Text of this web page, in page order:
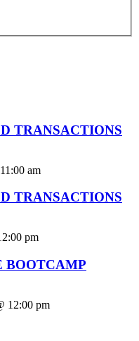
TRANSACTIONS
am
TRANSACTIONS
pm
BOOTCAMP
12:00 pm